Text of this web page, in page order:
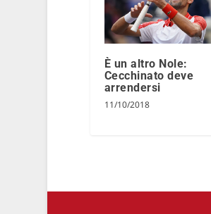
È un altro Nole:
Cecchinato deve
arrendersi
11/10/2018